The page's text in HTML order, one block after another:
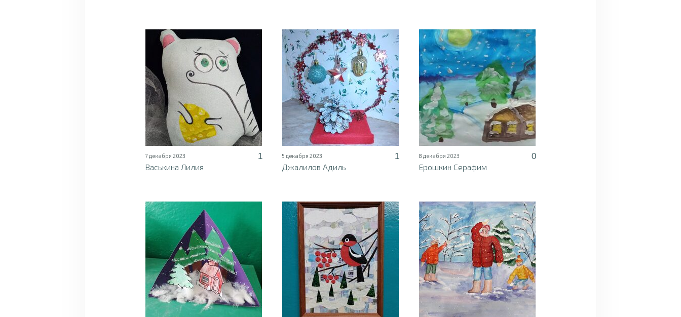
7 декабря 2023
1
Васькина Лилия
5 декабря 2023
1
Джалилов Адиль
8 декабря 2023
0
Ерошкин Серафим